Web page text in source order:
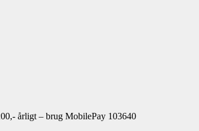
årligt – brug MobilePay 103640